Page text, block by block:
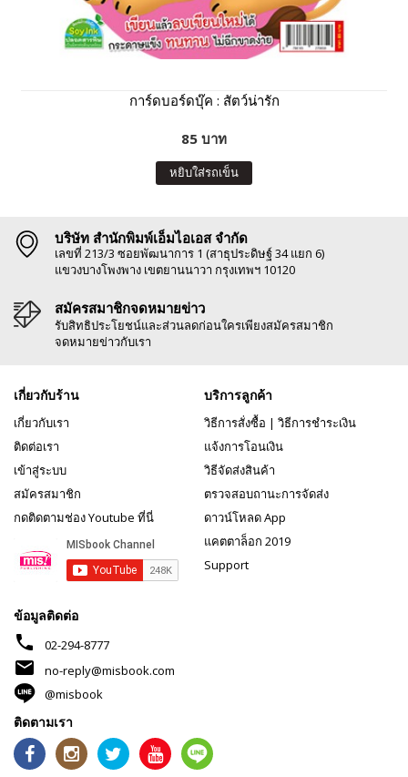
การ์ดบอร์ดบุ๊ค : สัตว์น่ารัก
85 บาท
หยิบใส่รถเข็น
บริษัท สำนักพิมพ์เอ็มไอเอส จำกัด
เลขที่ 213/3 ซอยพัฒนาการ 1 (สาธุประดิษฐ์ 34 แยก 6)
แขวงบางโพงพาง เขตยานนาวา กรุงเทพฯ 10120
สมัครสมาชิกจดหมายข่าว
รับสิทธิประโยชน์และส่วนลดก่อนใครเพียงสมัครสมาชิก
จดหมายข่าวกับเรา
เกี่ยวกับร้าน
เกี่ยวกับเรา
ติดต่อเรา
เข้าสู่ระบบ
สมัครสมาชิก
กดติดตามช่อง Youtube ที่นี่
บริการลูกค้า
วิธีการสั่งซื้อ | วิธีการชำระเงิน
แจ้งการโอนเงิน
วิธีจัดส่งสินค้า
ตรวจสอบถานะการจัดส่ง
ดาวน์โหลด App
แคตตาล็อก 2019
Support
ข้อมูลติดต่อ
phone 02-294-8777
mail
no-reply@misbook.com
@misbook
ติดตามเรา